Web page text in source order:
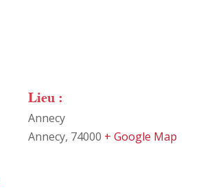
Lieu :
Annecy
Annecy, 74000 + Google Map